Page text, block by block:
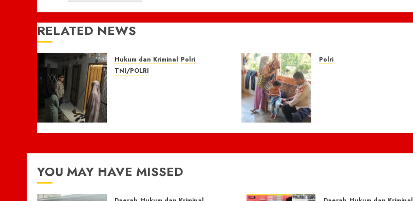
RELATED NEWS
Hukum dan Kriminal Polri
TNI/POLRI
Polri
4 AGUSTUS 2026 0
YOU MAY HAVE MISSED